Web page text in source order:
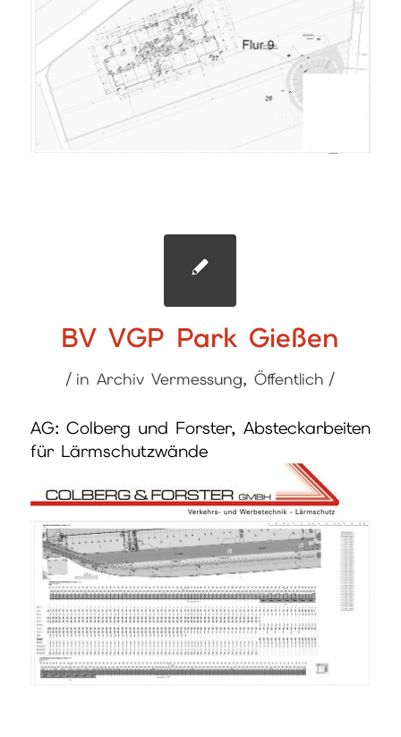
BV VGP Park Gießen
/ inArchiv Vermessung,Öffentlich /
AG: Colberg und Forster, Absteckarbeiten
für Lärmschutzwände